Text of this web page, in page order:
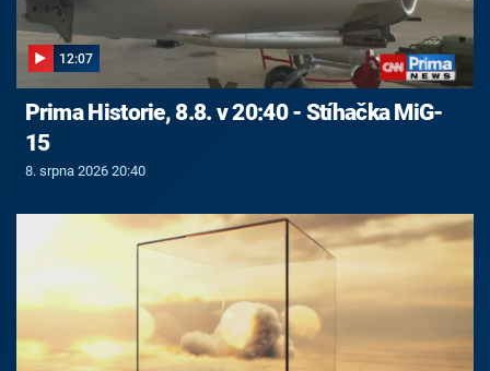
12:07
Prima Historie, 8.8. v 20:40 - Stíhačka MiG-
15
8. srpna 2026 20:40